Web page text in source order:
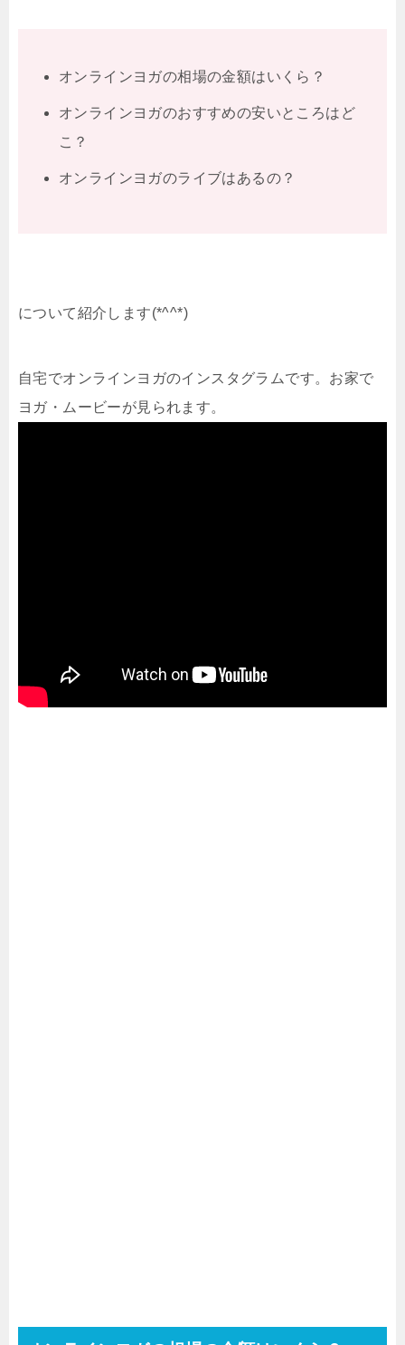
オンラインヨガの相場の金額はいくら？
オンラインヨガのおすすめの安いところはど
こ？
オンラインヨガのライブはあるの？
について紹介します(*^^*)
自宅でオンラインヨガのインスタグラムです。お家で
ヨガ・ムービーが見られます。